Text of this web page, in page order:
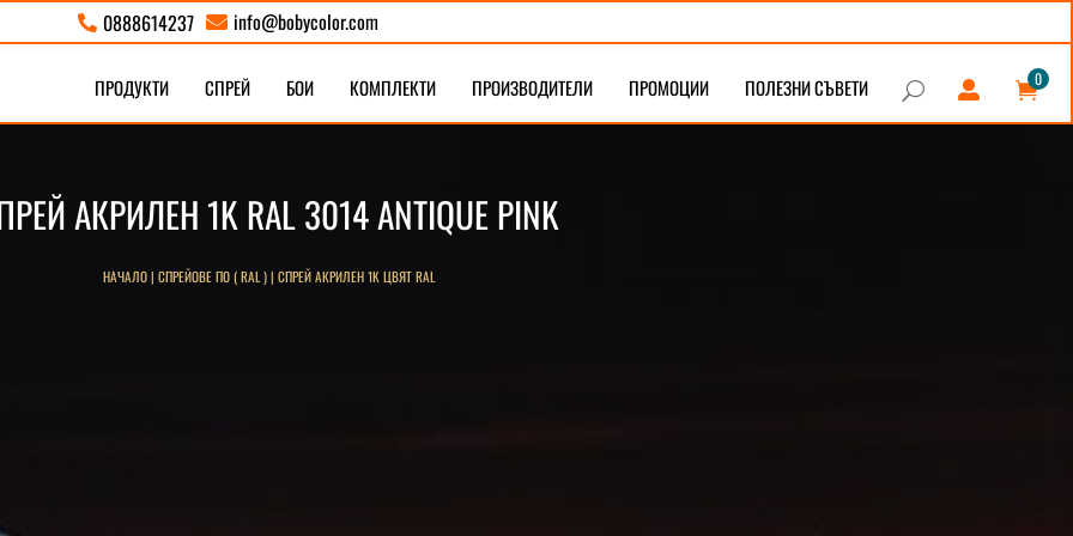
 0888614237  info@bobycolor.com
ПРОДУКТИ СПРЕЙ БОИ КОМПЛЕКТИ ПРОИЗВОДИТЕЛИ ПРОМОЦИИ ПОЛЕЗНИ СЪВЕТИ U  
0
АКРИЛЕН 1K RAL 3014 ANTIQUE PINK
НАЧАЛО| СПРЕЙОВЕ ПО ( RAL )| СПРЕЙ АКРИЛЕН 1K ЦВЯТ RAL